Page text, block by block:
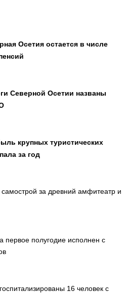
Осетия остается в числе
Северной Осетии названы
крупных туристических
за год
за древний амфитеатр и
первое полугодие исполнен с
16 человек с